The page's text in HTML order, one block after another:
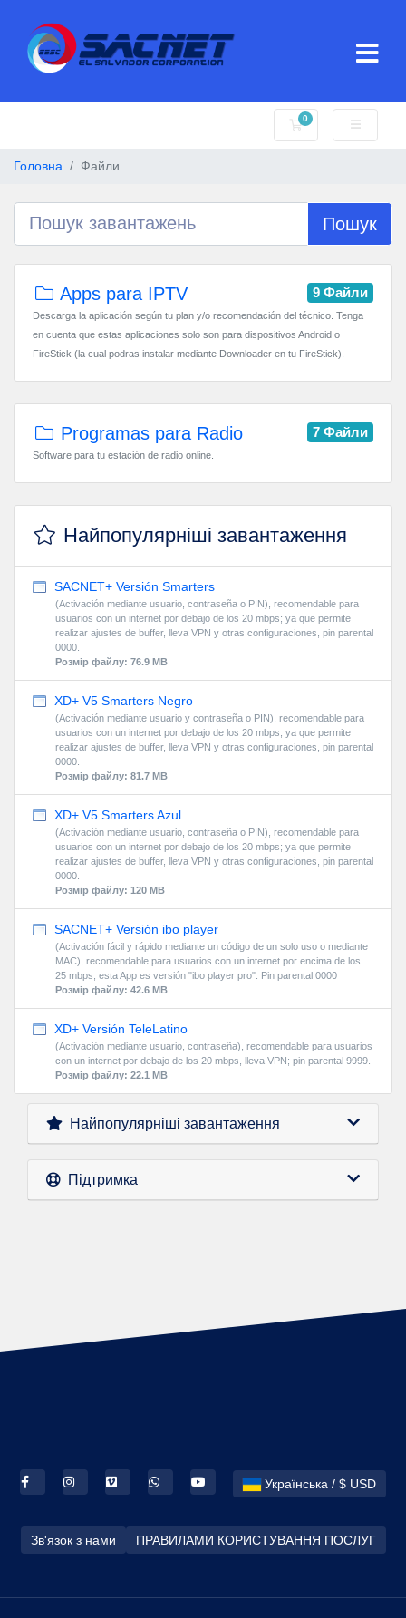
0
Кошик
Головна Файли
Пошук
Apps para IPTV 9 Файли
Descarga la aplicación según tu plan y/o recomendación del técnico. Tenga
en cuenta que estas aplicaciones solo son para dispositivos Android o
FireStick (la cual podras instalar mediante Downloader en tu FireStick).
Programas para Radio 7 Файли
Software para tu estación de radio online.
Найпопулярніші завантаження
SACNET+ Versión Smarters
(Activación mediante usuario, contraseña o PIN), recomendable para
usuarios con un internet por debajo de los 20 mbps; ya que permite
realizar ajustes de buffer, lleva VPN y otras configuraciones, pin parental
0000.
Розмір файлу: 76.9 MB
XD+ V5 Smarters Negro
(Activación mediante usuario y contraseña o PIN), recomendable para
usuarios con un internet por debajo de los 20 mbps; ya que permite
realizar ajustes de buffer, lleva VPN y otras configuraciones, pin parental
0000.
Розмір файлу: 81.7 MB
XD+ V5 Smarters Azul
(Activación mediante usuario, contraseña o PIN), recomendable para
usuarios con un internet por debajo de los 20 mbps; ya que permite
realizar ajustes de buffer, lleva VPN y otras configuraciones, pin parental
0000.
Розмір файлу: 120 MB
SACNET+ Versión ibo player
(Activación fácil y rápido mediante un código de un solo uso o mediante
MAC), recomendable para usuarios con un internet por encima de los
25 mbps; esta App es versión "ibo player pro". Pin parental 0000
Розмір файлу: 42.6 MB
XD+ Versión TeleLatino
(Activación mediante usuario, contraseña), recomendable para usuarios
con un internet por debajo de los 20 mbps, lleva VPN; pin parental 9999.
Розмір файлу: 22.1 MB
Найпопулярніші завантаження
Підтримка
Українська / $ USD
Зв'язок з нами ПРАВИЛАМИ КОРИСТУВАННЯ ПОСЛУГ